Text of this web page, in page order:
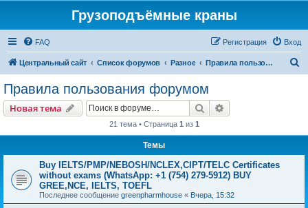
Грузоподъёмные краны
FAQ Вход
Регистрация
Центральный сайт Список форумов Разное Правила пользования форумом
Правила пользования форумом
Новая тема Поиск
21 тема • Страница 1 из 1
Темы
Buy IELTS/PMP/NEBOSH/NCLEX,CIPT/TELC Certificates
without exams (WhatsApp: +1 (754) 279-5912) BUY
GREE,NCE, IELTS, TOEFL
Последнее сообщение greenpharmhouse « Вчера, 15:32